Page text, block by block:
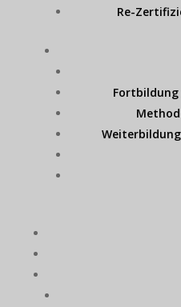
Re-